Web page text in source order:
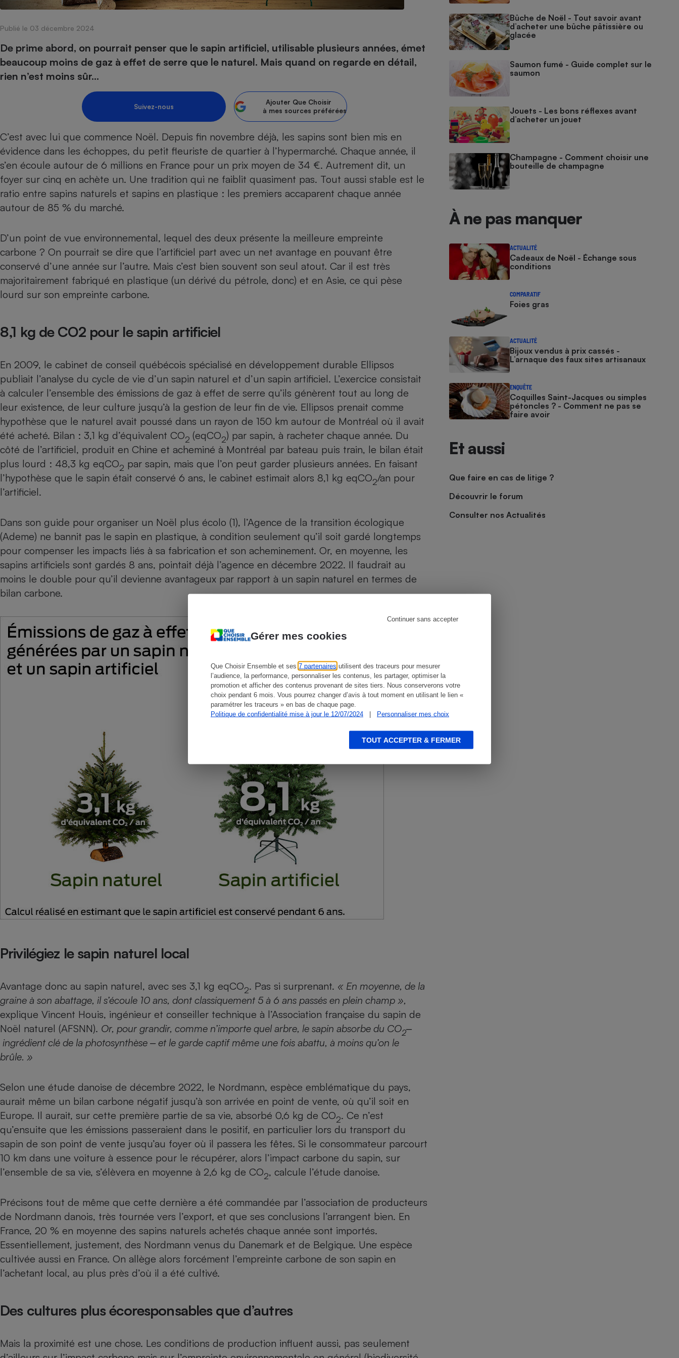
Gérer mes cookies
Que Choisir Ensemble et ses 7 partenaires utilisent des traceurs pour mesurer
l’audience, la performance, personnaliser les contenus, les partager, optimiser la
promotion et afficher des contenus provenant de sites tiers. Nous conserverons votre
choix pendant 6 mois. Vous pourrez changer d’avis à tout moment en utilisant le lien «
paramétrer les traceurs » en bas de chaque page.
Politique de confidentialité mise à jour le 12/07/2024
| Personnaliser mes choix
Continuer sans accepter
TOUT ACCEPTER & FERMER
Publié le 03 décembre 2024
De prime abord, on pourrait penser que le sapin artificiel, utilisable plusieurs années, émet
beaucoup moins de gaz à effet de serre que le naturel. Mais quand on regarde en détail,
rien n’est moins sûr…
Suivez-nous
Ajouter Que Choisir
à mes sources préférées
C’est avec lui que commence Noël. Depuis fin novembre déjà, les sapins sont bien mis en
évidence dans les échoppes, du petit fleuriste de quartier à l’hypermarché. Chaque année, il
s’en écoule autour de 6 millions en France pour un prix moyen de 34 €. Autrement dit, un
foyer sur cinq en achète un. Une tradition qui ne faiblit quasiment pas. Tout aussi stable est le
ratio entre sapins naturels et sapins en plastique : les premiers accaparent chaque année
autour de 85 % du marché.
D’un point de vue environnemental, lequel des deux présente la meilleure empreinte
carbone ? On pourrait se dire que l’artificiel part avec un net avantage en pouvant être
conservé d’une année sur l’autre. Mais c’est bien souvent son seul atout. Car il est très
majoritairement fabriqué en plastique (un dérivé du pétrole, donc) et en Asie, ce qui pèse
lourd sur son empreinte carbone.
8,1 kg de CO2 pour le sapin artificiel
En 2009, le cabinet de conseil québécois spécialisé en développement durable Ellipsos
publiait l’analyse du cycle de vie d’un sapin naturel et d’un sapin artificiel. L’exercice consistait
à calculer l’ensemble des émissions de gaz à effet de serre qu’ils génèrent tout au long de
leur existence, de leur culture jusqu’à la gestion de leur fin de vie. Ellipsos prenait comme
hypothèse que le naturel avait poussé dans un rayon de 150 km autour de Montréal où il avait
été acheté. Bilan : 3,1 kg d’équivalent CO2 (eqCO2) par sapin, à racheter chaque année. Du
côté de l’artificiel, produit en Chine et acheminé à Montréal par bateau puis train, le bilan était
plus lourd : 48,3 kg eqCO2 par sapin, mais que l’on peut garder plusieurs années. En faisant
l’hypothèse que le sapin était conservé 6 ans, le cabinet estimait alors 8,1 kg eqCO2/an pour
l’artificiel.
Dans son guide pour organiser un Noël plus écolo (1), l’Agence de la transition écologique
(Ademe) ne bannit pas le sapin en plastique, à condition seulement qu’il soit gardé longtemps
pour compenser les impacts liés à sa fabrication et son acheminement. Or, en moyenne, les
sapins artificiels sont gardés 8 ans, pointait déjà l’agence en décembre 2022. Il faudrait au
moins le double pour qu’il devienne avantageux par rapport à un sapin naturel en termes de
bilan carbone.
Privilégiez le sapin naturel local
Avantage donc au sapin naturel, avec ses 3,1 kg eqCO2. Pas si surprenant. « En moyenne, de la
graine à son abattage, il s’écoule 10 ans, dont classiquement 5 à 6 ans passés en plein champ »,
explique Vincent Houis, ingénieur et conseiller technique à l’Association française du sapin de
Noël naturel (AFSNN). Or, pour grandir, comme n’importe quel arbre, le sapin absorbe du CO2‒
ingrédient clé de la photosynthèse ‒ et le garde captif même une fois abattu, à moins qu’on le
brûle. »
Selon une étude danoise de décembre 2022, le Nordmann, espèce emblématique du pays,
aurait même un bilan carbone négatif jusqu’à son arrivée en point de vente, où qu’il soit en
Europe. Il aurait, sur cette première partie de sa vie, absorbé 0,6 kg de CO2. Ce n’est
qu’ensuite que les émissions passeraient dans le positif, en particulier lors du transport du
sapin de son point de vente jusqu’au foyer où il passera les fêtes. Si le consommateur parcourt
10 km dans une voiture à essence pour le récupérer, alors l’impact carbone du sapin, sur
l’ensemble de sa vie, s’élèvera en moyenne à 2,6 kg de CO2, calcule l’étude danoise.
Précisons tout de même que cette dernière a été commandée par l’association de producteurs
de Nordmann danois, très tournée vers l’export, et que ses conclusions l’arrangent bien. En
France, 20 % en moyenne des sapins naturels achetés chaque année sont importés.
Essentiellement, justement, des Nordmann venus du Danemark et de Belgique. Une espèce
cultivée aussi en France. On allège alors forcément l’empreinte carbone de son sapin en
l’achetant local, au plus près d’où il a été cultivé.
Des cultures plus écoresponsables que d’autres
Mais la proximité est une chose. Les conditions de production influent aussi, pas seulement
Bûche de Noël - Tout savoir avant
d’acheter une bûche pâtissière ou
glacée
Saumon fumé - Guide complet sur le
saumon
Jouets - Les bons réflexes avant
d’acheter un jouet
Champagne - Comment choisir une
bouteille de champagne
À ne pas manquer
ACTUALITÉ
Cadeaux de Noël - Échange sous
conditions
COMPARATIF
Foies gras
ACTUALITÉ
Bijoux vendus à prix cassés -
L’arnaque des faux sites artisanaux
ENQUÊTE
Coquilles Saint-Jacques ou simples
pétoncles ? - Comment ne pas se
faire avoir
Et aussi
Que faire en cas de litige ?
Découvrir le forum
Consulter nos Actualités
Complément
alimentaire
Foie gras
Champagne - Comment choisir une
bouteille de champagne
Banque en ligne
Petit électroménager - Ustensile
Lave-linge Lave-vaisselle
Plaque de cuisson à
induction
Four encastrable
Climatiseur -
Ventilateur
Aspirateur
Internet
Ordinateur portable
Téléphone mobile -
Smartphone
Appareil photo
numérique
Antivirus
Climatiseur -
Ventilateur
Antimoustique Crème solaire